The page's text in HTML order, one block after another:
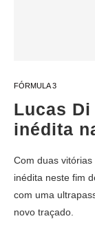
FÓRMULA 3
Lucas
inédita
Com duas
inédita neste fim
com uma
novo traçado.